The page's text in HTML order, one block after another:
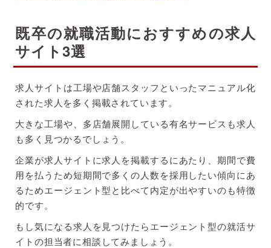
既卒の就職活動におすすめの求人
サイト3選
求人サイトは工場や店舗スタッフといったマニュアル化
された求人を多く掲載されています。
大きな工場や、多店舗展開している有名サービスも求人
も多く見つかるでしょう。
企業が求人サイトに求人を掲載するにあたり、期間で費
用を払うため短期間で多くの人数を採用したい傾向にあ
るためエージェント型と比べて内定が出やすいのも特徴
的です。
もし気になる求人を見つけたらエージェント型の就活サ
イトの担当者に相談してみましょう。